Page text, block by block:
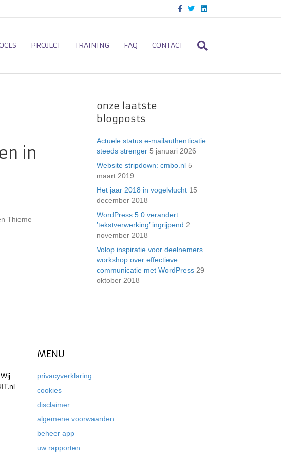
c
o
o
T
i
e
L
n
d
PROJECT TRAINING FAQ CONTACT
in
Thieme
onze laatste
blogposts
Actuele status e-mailauthenticatie:
steeds strenger 5 januari 2026
Website stripdown: cmbo.nl 5
maart 2019
Het jaar 2018 in vogelvlucht 15
december 2018
WordPress 5.0 verandert
’tekstverwerking’ ingrijpend 2
november 2018
Volop inspiratie voor deelnemers
workshop over effectieve
communicatie met WordPress 29
oktober 2018
MENU
privacyverklaring
cookies
disclaimer
algemene voorwaarden
beheer app
uw rapporten